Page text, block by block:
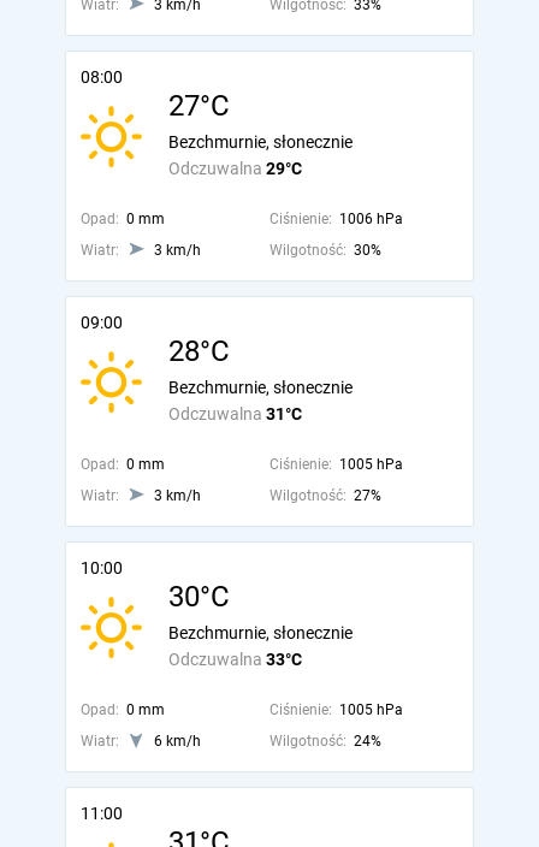
Wiatr: 3 km/h Wilgotność: 33%
08:00
27°C
Odczuwalna 29°C
Bezchmurnie, słonecznie
Opad: 0 mm Ciśnienie: 1006 hPa
Wiatr:
3 km/h Wilgotność: 30%
09:00
28°C
Odczuwalna 31°C
Bezchmurnie, słonecznie
Opad: 0 mm Ciśnienie: 1005 hPa
Wiatr:
3 km/h Wilgotność: 27%
10:00
30°C
Odczuwalna 33°C
Bezchmurnie, słonecznie
Opad: 0 mm Ciśnienie: 1005 hPa
Wiatr:
6 km/h Wilgotność: 24%
11:00